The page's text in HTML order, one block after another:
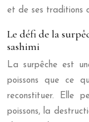
et de ses traditions
Le défi de la
sashimi
La surpêche est
poissons que ce
reconstituer. Elle
poissons, la